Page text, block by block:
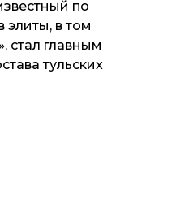
по
элиты, в том
стал главным
тульских